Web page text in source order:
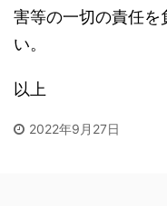
害等の一切の責任を
い。
以上
2022年9月27日